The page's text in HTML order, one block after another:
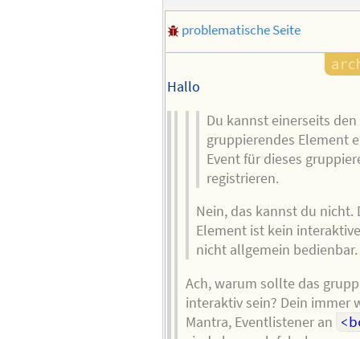
problematische Seite
Hallo
Du kannst einerseits
gruppierendes Element
Event für dieses
registrieren.
Nein, das kannst du nicht.
Element ist kein
nicht allgemein bedienbar.
Ach, warum sollte das
interaktiv sein? Dein immer
Mantra, Eventlistener an